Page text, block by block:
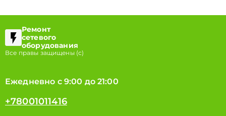
Ремонт
сетевого
оборудования
Все правы защищены (с)
Ежедневно с 9:00 до 21:00
+78001011416